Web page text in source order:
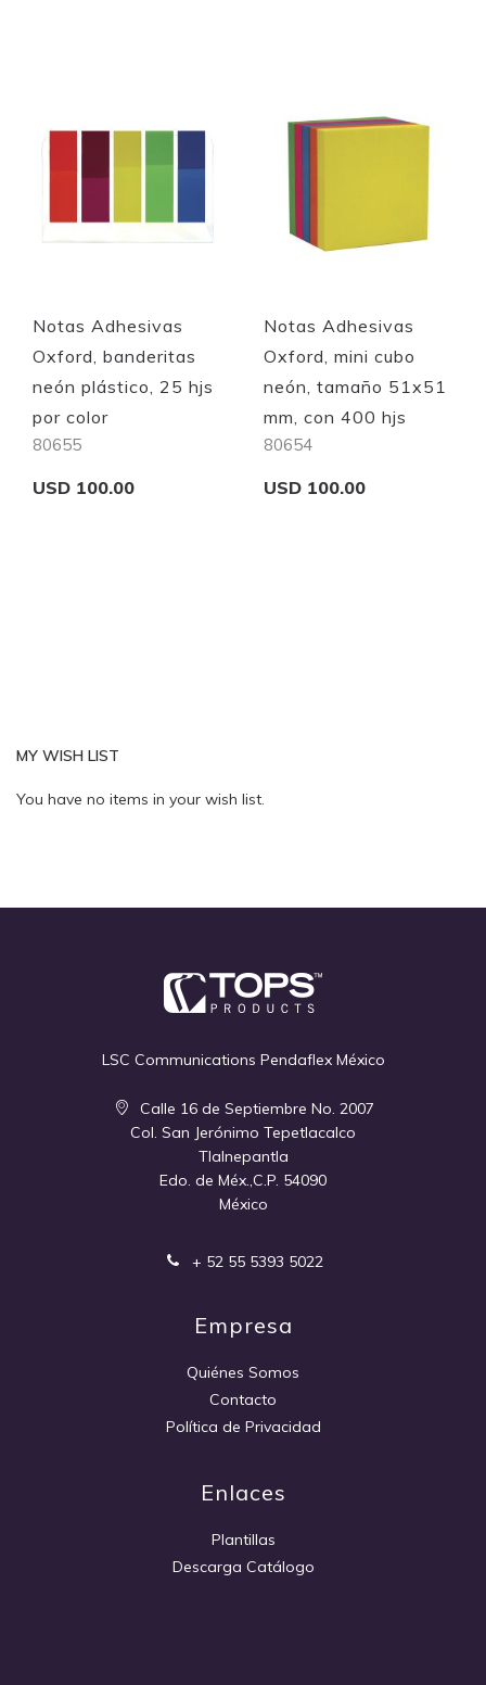
Quickview
Notas Adhesivas
Oxford, banderitas
neón plástico, 25 hjs
por color
80655
USD 100.00
Quickview
Notas Adhesivas
Oxford, mini cubo
neón, tamaño 51x51
mm, con 400 hjs
80654
USD 100.00
MY WISH LIST
You have no items in your wish list.
LSC Communications Pendaflex México
Calle 16 de Septiembre No. 2007
Col. San Jerónimo Tepetlacalco
Tlalnepantla
Edo. de Méx.,C.P. 54090
México
+ 52 55 5393 5022
Empresa
Quiénes Somos
Contacto
Política de Privacidad
Enlaces
Plantillas
Descarga Catálogo